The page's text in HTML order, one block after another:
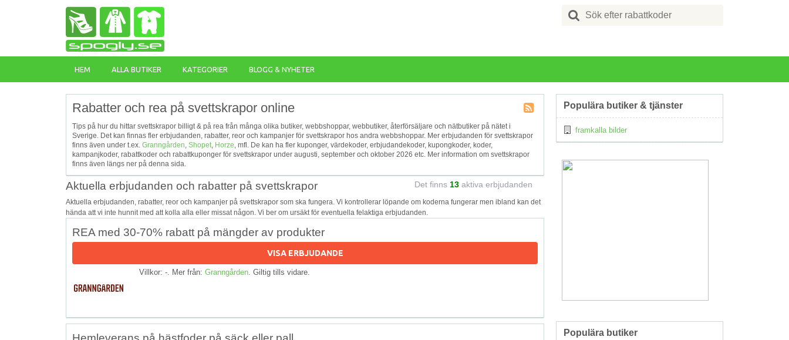
Search
for:
HEM ALLA BUTIKER KATEGORIER BLOGG & NYHETER
Rabatter och rea på svettskrapor online
Tips på hur du hittar svettskrapor billigt & på rea från många olika butiker, webbshoppar, webbutiker, återförsäljare och nätbutiker på nätet i
Sverige. Det kan finnas fler erbjudanden, rabatter, reor och kampanjer för svettskrapor hos andra webbshoppar. Mer erbjudanden för svettskrapor
finns även under t.ex. Granngården, Shopet, Horze, mfl. De kan ha fler kuponger, värdekoder, erbjudandekoder, kupongkoder, koder,
kampanjkoder, rabattkoder och rabattkuponger för svettskrapor under augusti, september och oktober 2026 etc. Mer information om svettskrapor
finns även längs ner på denna sida.
Aktuella erbjudanden och rabatter på svettskrapor Det finns 13 aktiva erbjudanden
Aktuella erbjudanden, rabatter, reor och kampanjer på svettskrapor som ska fungera. Vi kontrollerar löpande om koderna fungerar men ibland kan det
hända att vi inte hunnit med att kolla alla eller missat någon. Vi ber om ursäkt för eventuella felaktiga erbjudanden.
REA med 30-70% rabatt på mängder av produkter
VISA ERBJUDANDE
Villkor: -. Mer från: Granngården . Giltig tills vidare.
Populära butiker & tjänster
framkalla bilder
Populära butiker